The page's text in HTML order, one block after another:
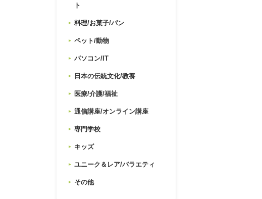
ト
料理/お菓子/パン
ペット/動物
パソコン/IT
日本の伝統文化/教養
医療/介護/福祉
通信講座/オンライン講座
専門学校
キッズ
ユニーク＆レア/バラエティ
その他